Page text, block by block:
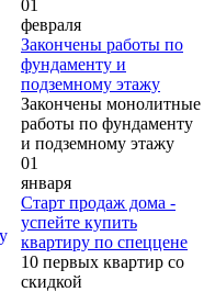
01
февраля
Закончены работы по
фундаменту и
подземному этажу
Закончены монолитные
работы по фундаменту
и подземному этажу
01
января
Старт продаж дома -
успейте купить
квартиру по спеццене
10 первых квартир со
скидкой